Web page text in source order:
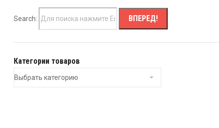
Search:
Категории товаров